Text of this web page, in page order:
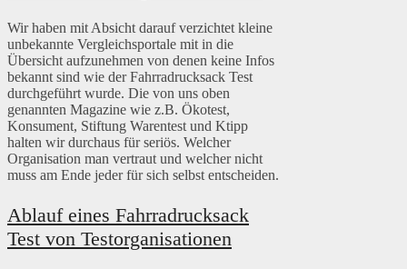
Wir haben mit Absicht darauf verzichtet kleine
unbekannte Vergleichsportale mit in die
Übersicht aufzunehmen von denen keine Infos
bekannt sind wie der Fahrradrucksack Test
durchgeführt wurde. Die von uns oben
genannten Magazine wie z.B. Ökotest,
Konsument, Stiftung Warentest und Ktipp
halten wir durchaus für seriös. Welcher
Organisation man vertraut und welcher nicht
muss am Ende jeder für sich selbst entscheiden.
Ablauf eines Fahrradrucksack
Test von Testorganisationen